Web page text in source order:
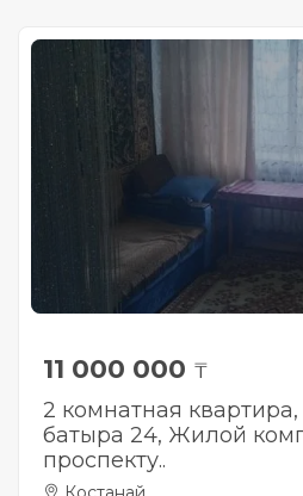
11 000 000 ₸
2 комнатная
батыра 24, Жилой
проспекту..